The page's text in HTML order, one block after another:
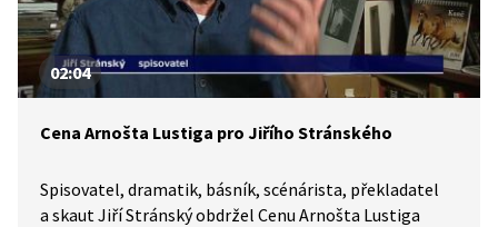
02:04
Cena Arnošta Lustiga pro Jiřího Stránského
Spisovatel, dramatik, básník, scénárista, překladatel
a skaut Jiří Stránský obdržel Cenu Arnošta Lustiga